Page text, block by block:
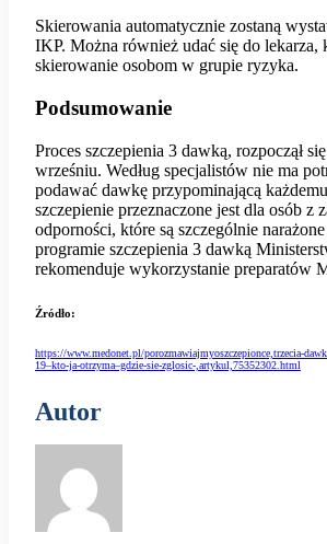
Skierowania automatycznie zostaną
IKP. Można również udać się do lekarza,
skierowanie osobom w grupie ryzyka.
Podsumowanie
Proces szczepienia 3 dawką, rozpoczął
wrześniu. Według specjalistów nie ma
podawać dawkę przypominającą
szczepienie przeznaczone jest dla osób z
odporności, które są szczególnie
programie szczepienia 3 dawką
rekomenduje wykorzystanie preparatów
Źródło:
https://www.medonet.pl/porozmawiajmyoszczepionce,trzecia-
19–kto-ja-otrzyma–gdzie-sie-zglosic-,artykul,75352302.html
Autor